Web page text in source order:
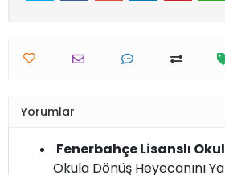
Yorumlar
Fenerbahçe Lisanslı
Okula Dönüş Heyecanını